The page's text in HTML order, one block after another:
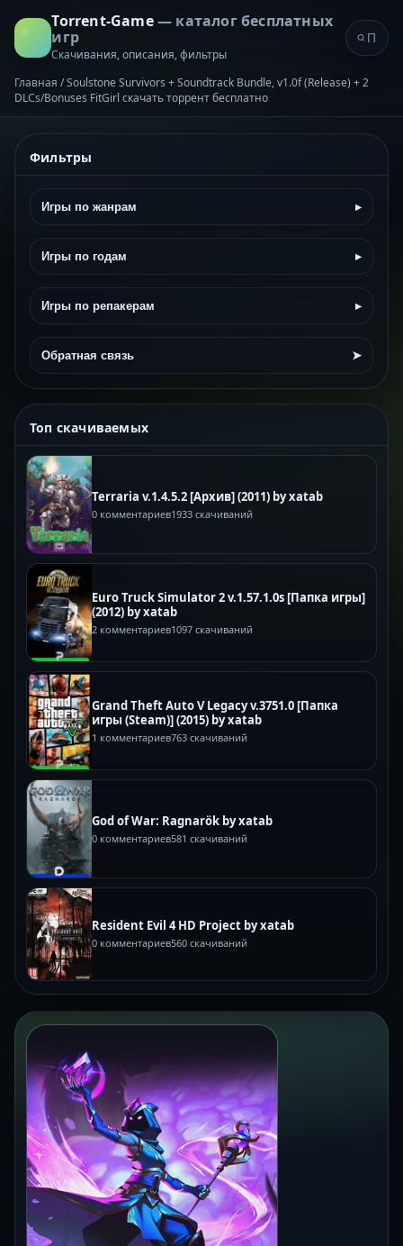
Torrent-Game— каталог бесплатных
игр
Скачивания, описания, фильтры
Главная /Soulstone Survivors + Soundtrack Bundle, v1.0f (Release) + 2
DLCs/Bonuses FitGirl скачать торрент бесплатно
Фильтры
Игры по жанрам ▸
Игры по годам ▸
Игры по репакерам ▸
Обратная связь ➤
Топ скачиваемых
Terraria v.1.4.5.2 [Архив] (2011) by xatab
0 комментариев1933 скачиваний
Euro Truck Simulator 2 v.1.57.1.0s [Папка игры]
(2012) by xatab
2 комментариев1097 скачиваний
Grand Theft Auto V Legacy v.3751.0 [Папка
игры (Steam)] (2015) by xatab
1 комментариев763 скачиваний
God of War: Ragnarök by xatab
0 комментариев581 скачиваний
Resident Evil 4 HD Project by xatab
0 комментариев560 скачиваний